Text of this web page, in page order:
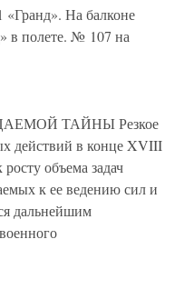
«Гранд». На балконе
в полете. № 107 на
ТАЙНЫ Резкое
действий в конце XVIII
объема задач
к ее ведению сил и
дальнейшим